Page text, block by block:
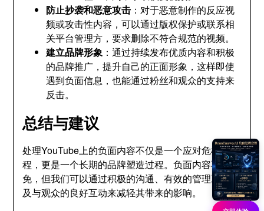
防止抄袭和恶意攻击 ：对于恶意制作的反应视
频或攻击性内容，可以通过版权保护或联系相
关平台管理方，要求删除不符合规范的视频。
建立品牌形象 ：通过持续发布优质内容和积极
的品牌推广，提升自己的正面形象，这样即使
遇到负面信息，也能通过粉丝和观众的支持来
反击。
总结与建议
处理YouTube上的负面内容不仅是一个应对危机的过
程，更是一个长期的品牌塑造过程。负面内容不可避
免，但我们可以通过积极的沟通、有效的管理工具以
及与观众的良好互动来减轻其带来的影响。